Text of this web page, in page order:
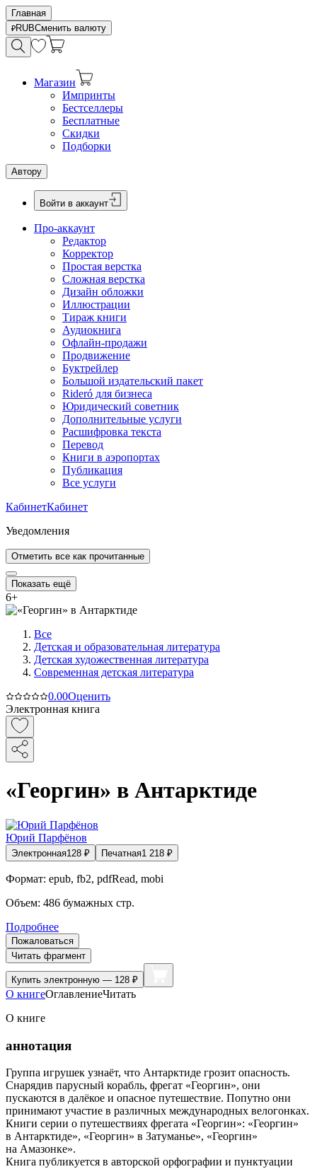
Главная
RUBСменить валюту
Магазин
Импринты
Бестселлеры
Бесплатные
Скидки
Подборки
Автору
Войти в аккаунт
Про-аккаунт
Редактор
Корректор
Простая верстка
Сложная верстка
Дизайн обложки
Иллюстрации
Тираж книги
Аудиокнига
Офлайн-продажи
Продвижение
Буктрейлер
Большой издательский пакет
Rideró для бизнеса
Юридический советник
Дополнительные услуги
Расшифровка текста
Перевод
Книги в аэропортах
Публикация
Все услуги
КабинетКабинет
Уведомления
Отметить все как прочитанные
Показать ещё
6+
Все
Детская и образовательная литература
Детская художественная литература
Современная детская литература
0.00Оценить
Электронная книга
«Георгин» в Антарктиде
Юрий Парфёнов
Электронная128 ₽ Печатная1 218 ₽
Формат: epub, fb2, pdfRead, mobi
Объем: 486 бумажных стр.
Подробнее
Пожаловаться
Читать фрагмент
Купить электронную — 128 ₽
О книгеОглавлениеЧитать
О книге
аннотация
Группа игрушек узнаёт, что Антарктиде грозит опасность.
Снарядив парусный корабль, фрегат «Георгин», они
пускаются в далёкое и опасное путешествие. Попутно они
принимают участие в различных международных велогонках.
Книги серии о путешествиях фрегата «Георгин»: «Георгин»
в Антарктиде», «Георгин» в Затуманье», «Георгин»
на Амазонке».
Книга публикуется в авторской орфографии и пунктуации